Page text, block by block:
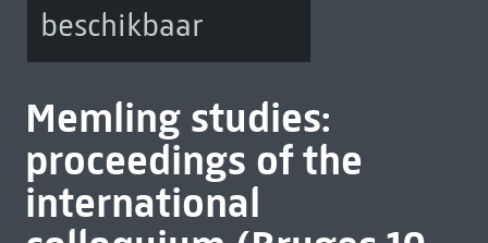
beschikbaar
Memling studies:
proceedings of the
international